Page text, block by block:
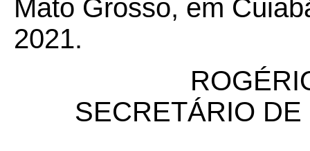
Mato Grosso, em
2021.
SECRETÁRIO